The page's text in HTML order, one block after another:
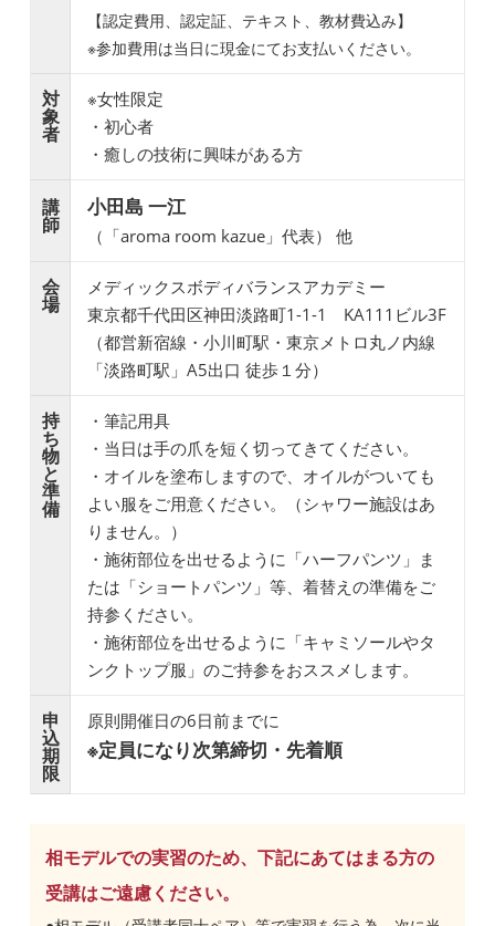
【認定費用、認定証、テキスト、教材費込み】
※参加費用は当日に現金にてお支払いください。
対
象
者
※女性限定
・初心者
・癒しの技術に興味がある方
講
師
小田島 一江
（「aroma room kazue」代表） 他
会
場
メディックスボディバランスアカデミー
東京都千代田区神田淡路町1-1-1 KA111ビル3F
（都営新宿線・小川町駅・東京メトロ丸ノ内線
「淡路町駅」A5出口 徒歩１分）
持
ち
物
と
準
備
・筆記用具
・当日は手の爪を短く切ってきてください。
・オイルを塗布しますので、オイルがついても
よい服をご用意ください。（シャワー施設はあ
りません。）
・施術部位を出せるように「ハーフパンツ」ま
たは「ショートパンツ」等、着替えの準備をご
持参ください。
・施術部位を出せるように「キャミソールやタ
ンクトップ服」のご持参をおススメします。
申
込
期
限
原則開催日の6日前までに
※定員になり次第締切・先着順
相モデルでの実習のため、下記にあてはまる方の
受講はご遠慮ください。